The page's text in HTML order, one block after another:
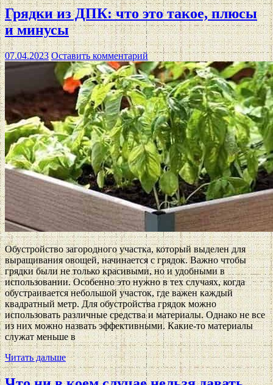
Грядки из ДПК: что это такое, плюсы
и минусы
07.04.2023 Оставить комментарий
Обустройство загородного участка, который выделен для
выращивания овощей, начинается с грядок. Важно чтобы
грядки были не только красивыми, но и удобными в
использовании. Особенно это нужно в тех случаях, когда
обустраивается небольшой участок, где важен каждый
квадратный метр. Для обустройства грядок можно
использовать различные средства и материалы. Однако не все
из них можно назвать эффективными. Какие-то материалы
служат меньше в
Читать дальше